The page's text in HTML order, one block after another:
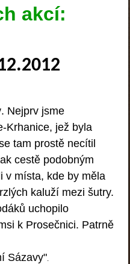
akcí:
Nejprv jsme
Krhanice, jež byla
tam prostě necítil
cestě podobným
v místa, kde by měla
kaluží mezi šutry.
uchopilo
k Prosečnici. Patrně
Sázavy".